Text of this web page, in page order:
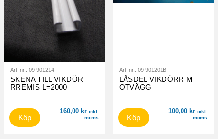
Art. nr.: 09-901214
SKENA TILL VIKDÖR
RREMIS L=2000
160,00 kr inkl.
moms
Köp
Art. nr.: 09-901201B
LÅSDEL VIKDÖRR M
OTVÄGG
100,00 kr inkl.
moms
Köp